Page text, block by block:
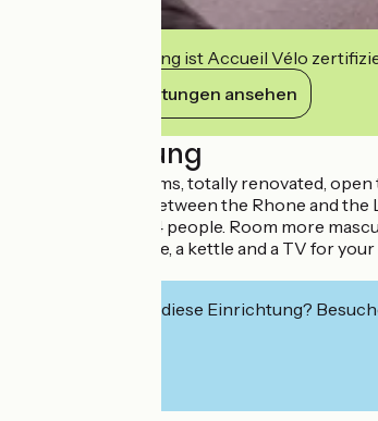
Diese Einrichtung ist Accueil Vélo
Ihre Verpflichtungen ansehen
Beschreibung
Five beautiful rooms, totally renovated,
charming place, between the Rhone and
THE POST: for 2/4 people. Room more
fridge, a microwave, a kettle and a TV for
Interessiert Sie diese Einrichtung?